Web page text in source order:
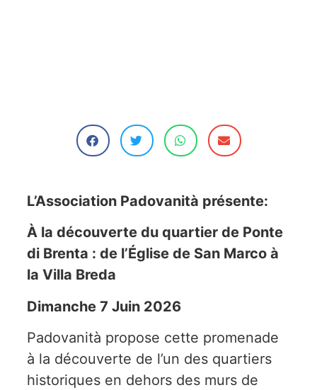
L’Association Padovanità présente:
À la découverte du quartier de Ponte
di Brenta : de l’Église de San Marco à
la Villa Breda
Dimanche 7 Juin 2026
Padovanità propose cette promenade
à la découverte de l’un des quartiers
historiques en dehors des murs de